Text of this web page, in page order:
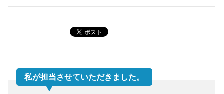
私が担当させていただきました。